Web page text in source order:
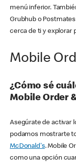
menú inferior.
Grubhub o Postmates
cerca de ti y explorar
Mobile
¿Cómo sé
Mobile Order
Asegúrate de activar
podamos mostrarte
McDonald's. Mobile
como una opción